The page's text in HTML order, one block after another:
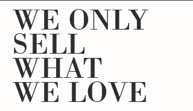
WE ONLY
SELL
WHAT
WE LOVE